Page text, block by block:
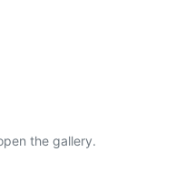
the gallery.